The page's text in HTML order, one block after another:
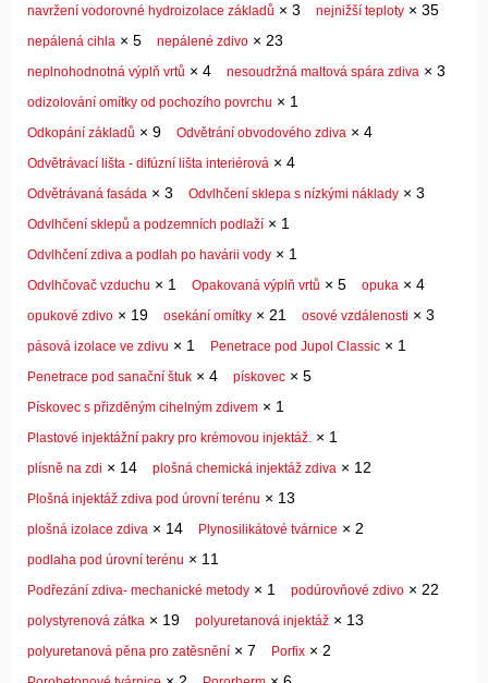
navržení vodorovné hydroizolace základů × 3 nejnižší teploty × 35
nepálená cihla × 5 nepálené zdivo × 23
neplnohodnotná výplň vrtů × 4 nesoudržná maltová spára zdiva × 3
odizolování omítky od pochozího povrchu × 1
Odkopání základů × 9 Odvětrání obvodového zdiva × 4
Odvětrávací lišta - difúzní lišta interiérová × 4
Odvětrávaná fasáda × 3 Odvlhčení sklepa s nízkými náklady × 3
Odvlhčení sklepů a podzemních podlaží × 1
Odvlhčení zdiva a podlah po havárii vody × 1
Odvlhčovač vzduchu × 1 Opakovaná výplň vrtů × 5 opuka × 4
opukové zdivo × 19 osekání omítky × 21 osové vzdálenosti × 3
pásová izolace ve zdivu × 1 Penetrace pod Jupol Classic × 1
Penetrace pod sanační štuk × 4 pískovec × 5
Pískovec s přizděným cihelným zdivem × 1
Plastové injektážní pakry pro krémovou injektáž. × 1
plísně na zdi × 14 plošná chemická injektáž zdiva × 12
Plošná injektáž zdiva pod úrovní terénu × 13
plošná izolace zdiva × 14 Plynosilikátové tvárnice × 2
podlaha pod úrovní terénu × 11
Podřezání zdiva- mechanické metody × 1 podúrovňové zdivo × 22
polystyrenová zátka × 19 polyuretanová injektáž × 13
polyuretanová pěna pro zatěsnění × 7 Porfix × 2